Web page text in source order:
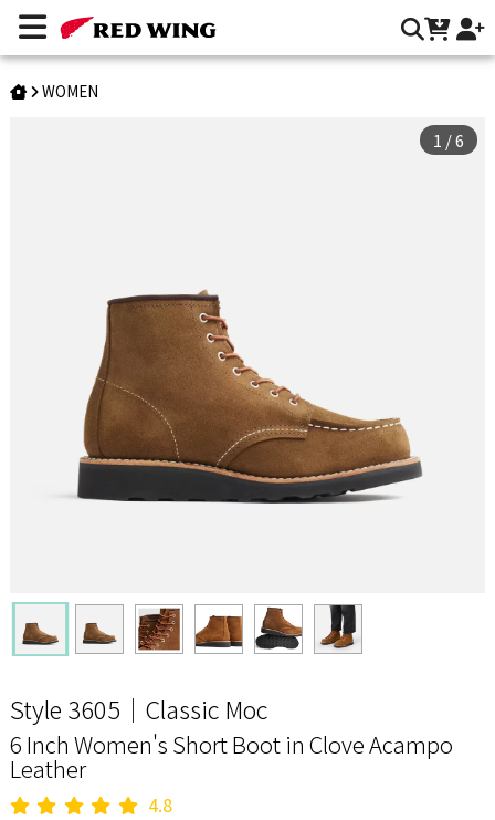
Style 3605｜Classic Moc | Red Wing Heritage 台灣官方網站
WOMEN
1 /6
Style 3605｜Classic Moc
6 Inch Women's Short Boot in Clove Acampo
Leather
4.8